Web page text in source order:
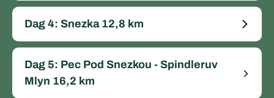
Dag 4: Snezka 12,8 km
Dag 5: Pec Pod Snezkou - Spindleruv
Mlyn 16,2 km